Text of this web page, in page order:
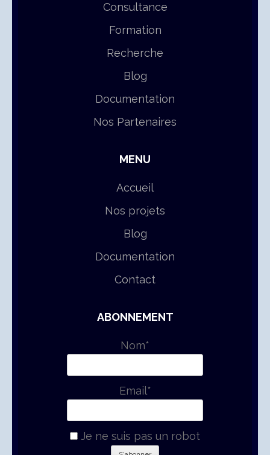
Consultance
Formation
Recherche
Blog
Documentation
Nos Partenaires
MENU
Accueil
Nos projets
Blog
Documentation
Contact
ABONNEMENT
Nom*
Email*
Je ne suis pas un robot